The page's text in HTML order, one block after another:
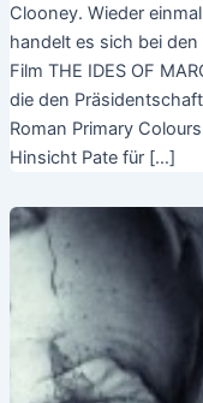
Clooney. Wieder
handelt es sich bei
Film THE IDES OF
die den
Roman Primary
Hinsicht Pate für […]